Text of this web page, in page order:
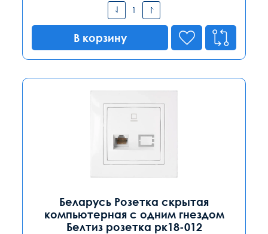
В корзину
Беларусь Розетка скрытая
компьютерная с одним гнездом
Белтиз розетка рк18-012